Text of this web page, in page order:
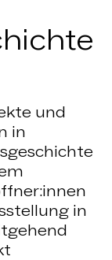
und
in
in